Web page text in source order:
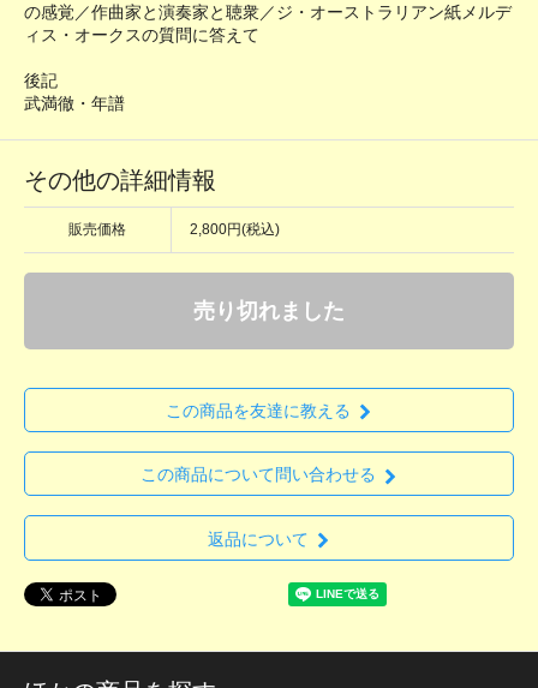
の感覚／作曲家と演奏家と聴衆／ジ・オーストラリアン紙メルデ
ィス・オークスの質問に答えて
後記
武満徹・年譜
その他の詳細情報
販売価格 2,800円(税込)
売り切れました
この商品を友達に教える
この商品について問い合わせる
返品について